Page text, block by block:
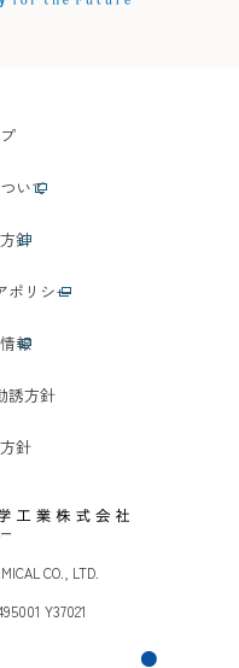
いて
針
ポリシー
報
誘方針
針
CO., LTD.
Y37021